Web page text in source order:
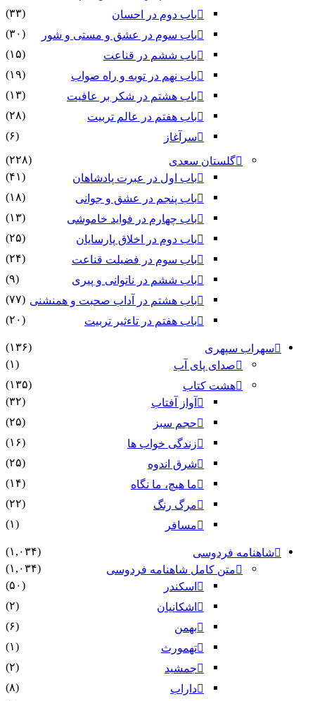
باب دوم در احسان
(۳۳)
باب سوم در عشق و مستی و شور
(۳۰)
باب ششم در قناعت
(۱۵)
باب نهم در توبه و راه صواب
(۱۹)
باب هشتم در شکر بر عافیت
(۱۳)
باب هفتم در عالم تربیت
(۲۸)
سرآغاز
(۶)
گلستان سعدی
(۲۲۸)
باب اول در عبرت پادشاهان
(۴۱)
باب پنجم در عشق و جوانى
(۱۸)
باب چهارم در فواید خاموشى
(۱۳)
باب دوم در اخلاق پارسایان
(۲۵)
باب سوم در فضیلت قناعت
(۲۴)
باب ششم در ناتوانى و پیرى
(۹)
باب هشتم در آداب صحبت و همنشنى (۷۷)
باب هفتم در تاءثیر تربیت
(۲۰)
سهراب سپهری
(۱۳۶)
صدای پای آب
(۱)
هشت کتاب
(۱۳۵)
آواز آفتاب
(۳۲)
حجم سبز
(۲۵)
زندگی خواب ها
(۱۶)
شرق اندوه
(۲۵)
ما هیچ، ما نگاه
(۱۴)
مرگ رنگ
(۲۲)
مسافر
(۱)
شاهنامه فردوسی
(۱,۰۳۴)
متن کامل شاهنامه فردوسی
(۱,۰۳۴)
اسکندر
(۵۰)
اشکانیان
(۲)
بهمن
(۶)
تهمورث
(۱)
جمشید
(۲)
داراب
(۸)